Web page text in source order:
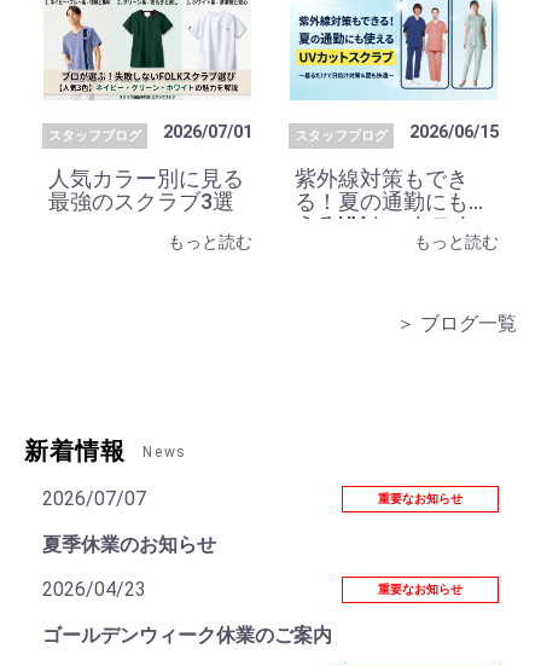
スタッフブログ 2026/07/01
人気カラー別に見る
最強のスクラブ3選
もっと読む
スタッフブログ 2026/06/15
紫外線対策もでき
る！夏の通勤にも使
えるUVカットスク
もっと読む
＞ ブログ一覧
新着情報 News
2026/07/07 重要なお知らせ
夏季休業のお知らせ
2026/04/23
重要なお知らせ
ゴールデンウィーク休業のご案内